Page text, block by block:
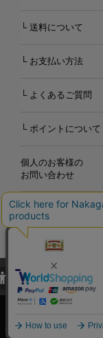
└ 送料について
└ お支払い方法
└ よくあるご質問
└ ポイントについて
個人のお客様の
お問い合わせ
Copyright©2000-2026
Nakagawa Masashichi
当サイトでは、当サ
び利便性向上のため
関しては「プライバシ
承諾する